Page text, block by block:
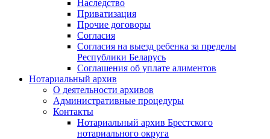
Наследство
Приватизация
Прочие договоры
Согласия
Согласия на выезд ребенка за пределы
Республики Беларусь
Соглашения об уплате алиментов
Нотариальный архив
О деятельности архивов
Административные процедуры
Контакты
Нотариальный архив Брестского
нотариального округа